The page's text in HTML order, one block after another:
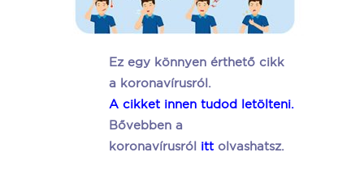
Ez egy könnyen érthető cikk
a koronavírusról.
A cikket innen tudod letölteni.
Bővebben a
koronavírusról itt olvashatsz.